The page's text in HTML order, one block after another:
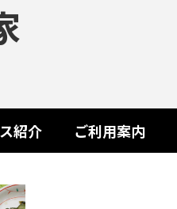
紹介 ご利用案内